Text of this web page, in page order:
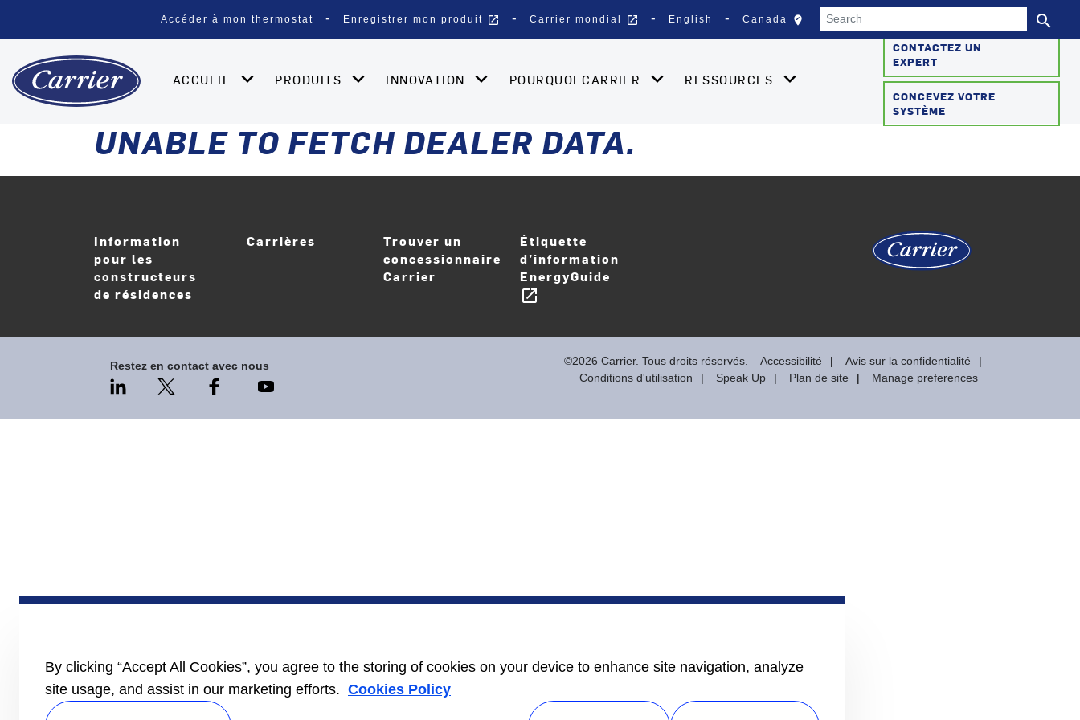
Accéder à mon thermostat Enregistrer mon produit open_in_new Carrier mondial open_in_new English Canada edit_locationSélectionnez votre
Search search
ACCUEIL PRODUITS INNOVATION POURQUOI CARRIER RESSOURCES
CONTACTEZ UN
EXPERT
CONCEVEZ VOTRE
SYSTÈME
UNABLE TO FETCH DEALER DATA.
Information
pour les
constructeurs
de résidences
Carrières
ouvrir_dans_nouvelle
Trouver un
concessionnaire
Carrier
Étiquette
d’information
EnergyGuide
open_in_new
Restez en contact avec nous ©2026 Carrier. Tous droits réservés. Accessibilité
Avis sur la confidentialité
Conditions d'utilisation
Speak Up Plan de site Manage preferences
By clicking “Accept All Cookies”, you agree to the storing of cookies on your device to enhance site navigation, analyze
site usage, and assist in our marketing efforts. Cookies Policy